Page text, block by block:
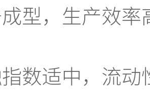
型，生产效率
数适中，流